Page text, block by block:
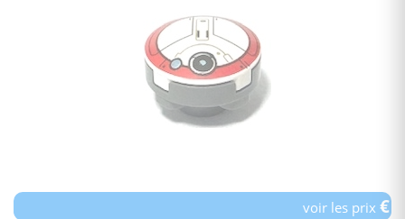
voir les prix€